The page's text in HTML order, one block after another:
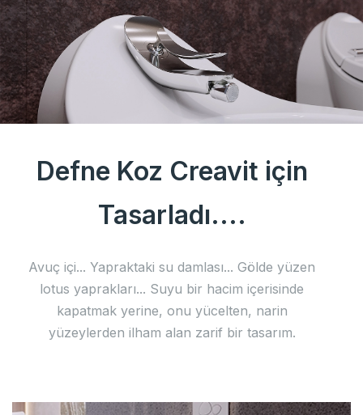
Defne Koz Creavit için
Tasarladı....
Avuç içi... Yapraktaki su damlası... Gölde yüzen
lotus yaprakları... Suyu bir hacim içerisinde
kapatmak yerine, onu yücelten, narin
yüzeylerden ilham alan zarif bir tasarım.